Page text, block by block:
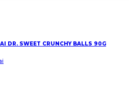
DR. SWEET CRUNCHY BALLS 90G